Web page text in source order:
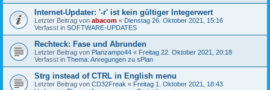
Internet-Updater: '-r' ist kein gültiger Integerwert
Letzter Beitrag von abacom « Dienstag 26. Oktober 2021, 15:16
Verfasst in SOFTWARE-UPDATES
Rechteck: Fase und Abrunden
Letzter Beitrag von Planzampo44 « Freitag 22. Oktober 2021, 20:18
Verfasst in Thema: Anregungen zu sPlan
Strg instead of CTRL in English menu
Letzter Beitrag von CD32Freak « Freitag 1. Oktober 2021, 18:43